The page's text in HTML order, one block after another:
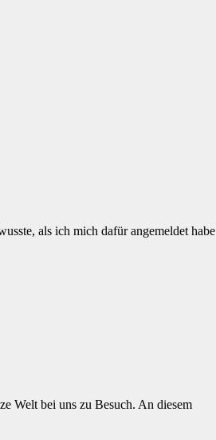
als ich mich dafür angemeldet habe
Welt bei uns zu Besuch. An diesem